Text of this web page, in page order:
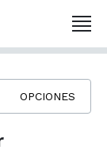
OPCIONES